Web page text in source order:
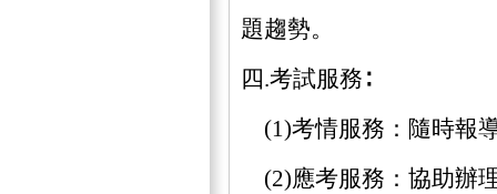
題趨勢。
四.考試服務∶
(1)考情服務：隨時報
(2)應考服務：協助辦